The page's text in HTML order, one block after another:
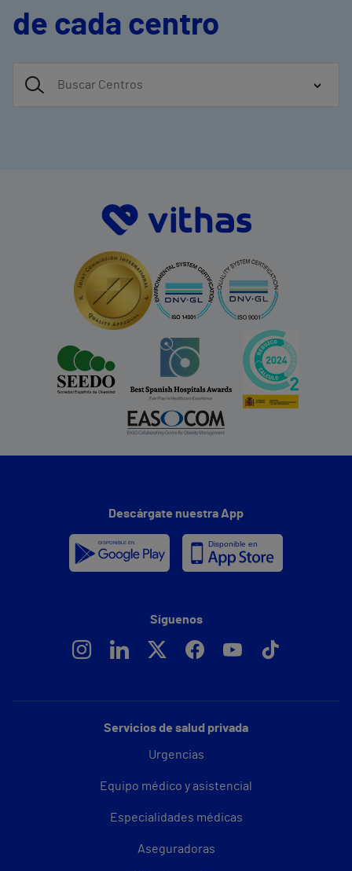
de cada centro
Servicios de salud privada
Urgencias
Equipo médico y asistencial
Especialidades médicas
Aseguradoras
Descárgate nuestra App
Síguenos